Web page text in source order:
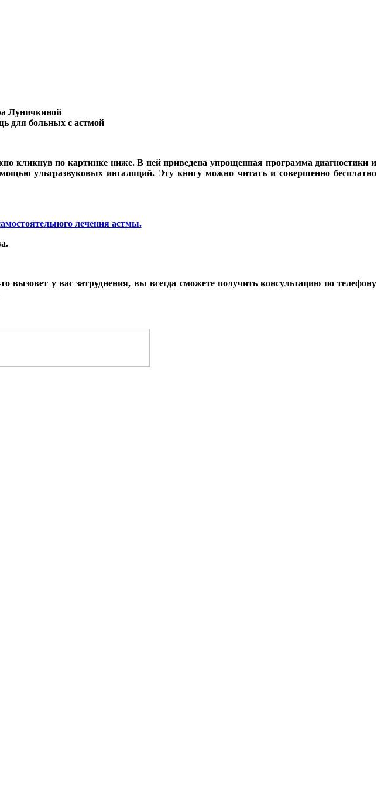
Луничкиной
для больных с астмой
кликнув по картинке ниже. В ней приведена упрощенная программа диагностики и
ультразвуковых ингаляций. Эту книгу можно читать и совершенно бесплатно
у вас затруднения, вы всегда сможете получить консультацию по телефону